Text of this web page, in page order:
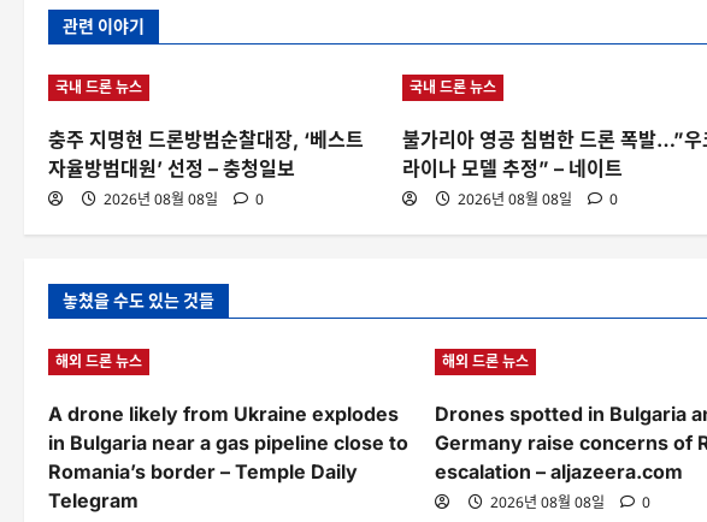
관련 이야기
국내 드론 뉴스
충주 지명현 드론방범순찰대장, ‘베스트
자율방범대원’ 선정 – 충청일보
2026년 08월 08일 0
국내 드론 뉴스
불가리아 영공 침범한 드론 폭발…”우
라이나 모델 추정” – 네이트
2026년 08월 08일 0
놓쳤을 수도 있는 것들
해외 드론 뉴스
A drone likely from Ukraine explodes
in Bulgaria near a gas pipeline close to
Romania’s border – Temple Daily
Telegram
해외 드론 뉴스
Drones spotted in Bulgaria
Germany raise concerns of
escalation – aljazeera.com
2026년 08월 08일 0